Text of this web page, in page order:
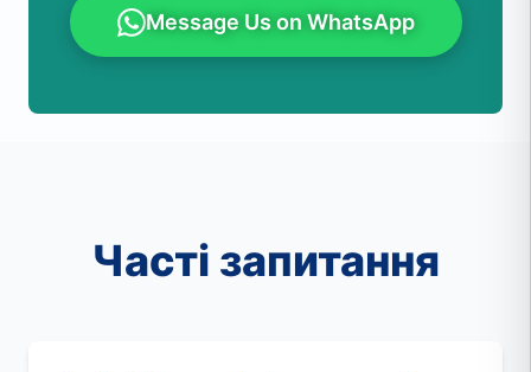
Message Us on WhatsApp
Часті запитання